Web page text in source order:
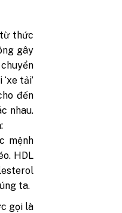
thức
gây
tải’
đến
nhau.
mệnh
HDL
ta.
gọi là